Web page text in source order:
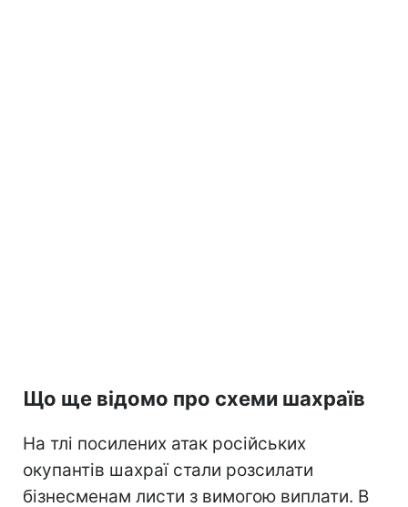
Що ще відомо про схеми шахраїв
На тлі посилених атак російських
окупантів шахраї стали розсилати
бізнесменам листи з вимогою виплати. В